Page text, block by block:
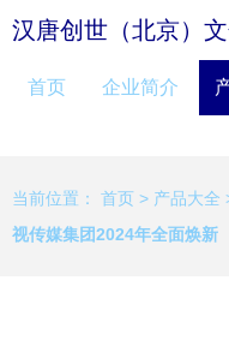
汉唐创世（北京）
首页 企业简介
当前位置： 首页 > 产品大全
视传媒集团2024年全面焕新